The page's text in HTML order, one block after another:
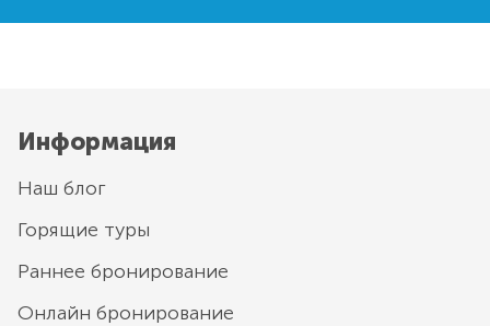
Информация
Наш блог
Горящие туры
Раннее бронирование
Онлайн бронирование